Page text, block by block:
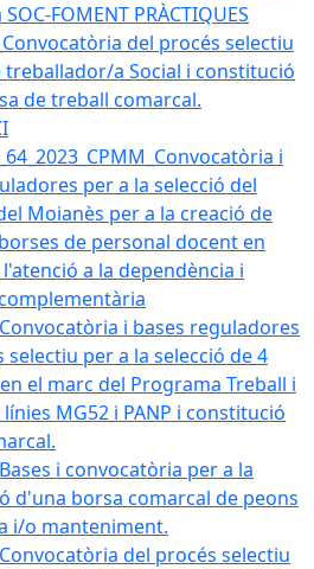
FOMENT PRÀCTIQUES
del procés selectiu
treballador/a Social i constitució
de treball comarcal.
i
per a la selecció del
Moianès per a la creació de
de personal docent en
a la dependència i
i bases reguladores
selectiu per a la selecció de 4
el marc del Programa Treball i
MG52 i PANP i constitució
i convocatòria per a la
d'una borsa comarcal de peons
i/o manteniment.
del procés selectiu